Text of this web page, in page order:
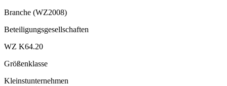
Branche (WZ2008)
Beteiligungsgesellschaften
WZ K64.20
Größenklasse
Kleinstunternehmen